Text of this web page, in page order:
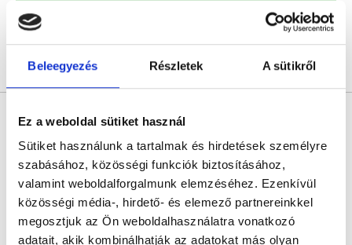
Beleegyezés Részletek A sütikről
Ez a weboldal sütiket használ
Sütiket használunk a tartalmak és hirdetések személyre
szabásához, közösségi funkciók biztosításához,
valamint weboldalforgalmunk elemzéséhez. Ezenkívül
közösségi média-, hirdető- és elemező partnereinkkel
megosztjuk az Ön weboldalhasználatra vonatkozó
adatait, akik kombinálhatják az adatokat más olyan
augusztus 10.
Árlista Összes időpont Profil
Maier Zsófia
4.9
9 értékelés
Inda Pszichológiai Központ - Újlipótváros
Budapest, XIII. kerület, Visegrádi utca 48. 4. emelet 5., 143-as kapucsengő
Következő időpont:augusztus 10.